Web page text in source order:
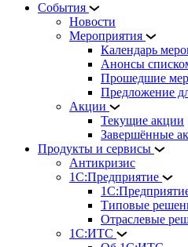
События
Новости
Мероприятия
Календарь
Анонсы
Прошедшие
Предложение
Акции
Текущие акции
Завершённые
Продукты и сервисы
Антикризис
1С:Предприятие
Типовые
Отраслевые
1С:ИТС